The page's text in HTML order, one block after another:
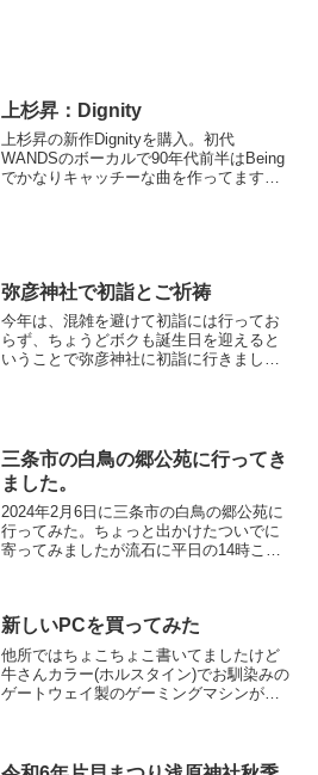
上杉昇：Dignity
上杉昇の新作Dignityを購入。初代
WANDSのボーカルで90年代前半はBeing
でかなりキャッチーな曲を作ってますが
弥彦神社で初詣とご祈祷
今年は、混雑を避けて初詣には行ってお
らず、ちょうどボクも誕生日を迎えると
いうことで弥彦神社に初詣に行きまし
三条市の白鳥の郷公苑に行ってき
ました。
2024年2月6日に三条市の白鳥の郷公苑に
行ってみた。ちょっと出かけたついでに
寄ってみましたが流石に平日の14時ころ
しているので...
新しいPCを買ってみた
他所ではちょこちょこ書いてましたけど
牛さんカラー(ホルスタイン)でお馴染みの
ゲートウェイ製のゲーミングマシンがこ
らなかったり「...